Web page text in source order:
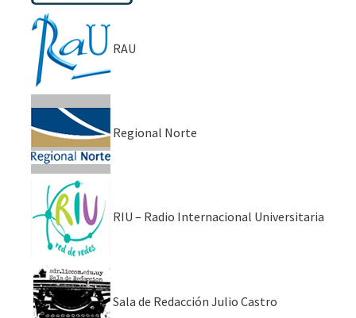
RAU
Regional Norte
RIU – Radio Internacional Universitaria
Sala de Redacción Julio Castro